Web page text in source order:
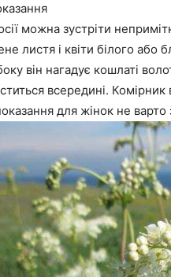
можна зустріти
листя і квіти білого або
він нагадує кошлаті
всередині.
для жінок не варто